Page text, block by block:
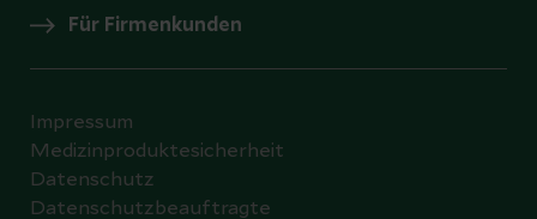
Für Firmenkunden
Impressum
Medizinproduktesicherheit
Datenschutz
Datenschutzbeauftragte